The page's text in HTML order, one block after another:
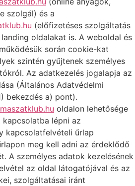
szolgál) és a
(előfizetéses szolgáltatás
oldalakat is. A weboldal és
során cookie-kat
szintén gyűjtenek személyes
Az adatkezelés jogalapja az
(Általános Adatvédelmi
bekezdés a) pont).
oldalon lehetősége
lépni az
kapcsolatfelvételi űrlap
meg kell adni az érdeklődő
A személyes adatok kezelésének
az oldal látogatójával és az
szolgáltatásai iránt